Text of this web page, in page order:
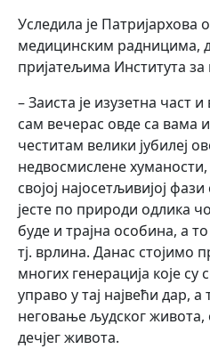
Уследила је Патријархова
медицинским радницима,
пријатељима Института за
– Заиста је изузетна част
сам вечерас овде са вама
честитам велики јубилеј
недвосмислене
својој најосетљивијој
јесте по природи одлика
буде и трајна особина, а
тј. врлина. Данас стојимо
многих генерација које су
управо у тај највећи дар, а
неговање људског
дечјег живота.